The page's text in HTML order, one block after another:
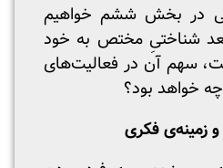
در بخش ششم خواهیم
شناختیِ مختص به خود
سهم آن در فعالیت‌های
خواهد بود؟